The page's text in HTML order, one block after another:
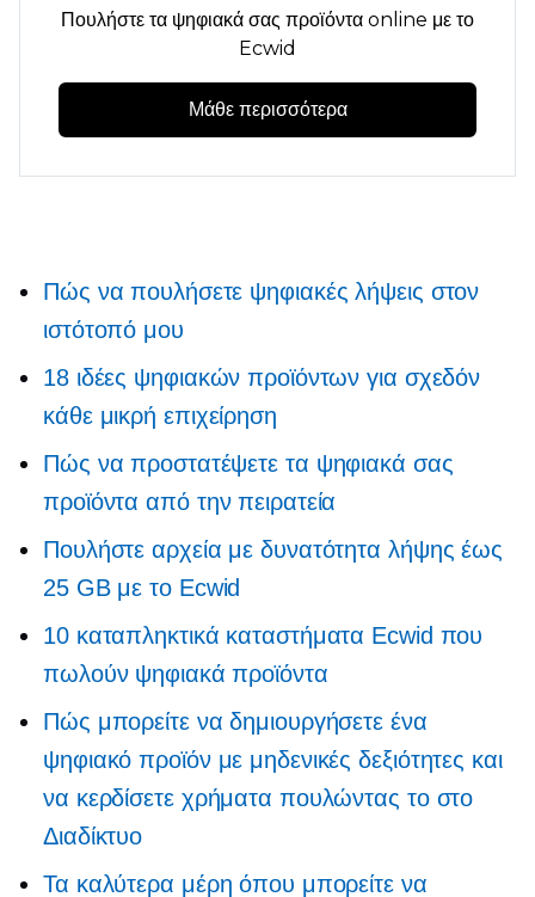
Πουλήστε τα ψηφιακά σας προϊόντα online με το
Ecwid
Μάθε περισσότερα
Πώς να πουλήσετε ψηφιακές λήψεις στον
ιστότοπό μου
18 ιδέες ψηφιακών προϊόντων για σχεδόν
κάθε μικρή επιχείρηση
Πώς να προστατέψετε τα ψηφιακά σας
προϊόντα από την πειρατεία
Πουλήστε αρχεία με δυνατότητα λήψης έως
25 GB με το Ecwid
10 καταπληκτικά καταστήματα Ecwid που
πωλούν ψηφιακά προϊόντα
Πώς μπορείτε να δημιουργήσετε ένα
ψηφιακό προϊόν με μηδενικές δεξιότητες και
να κερδίσετε χρήματα πουλώντας το στο
Διαδίκτυο
Τα καλύτερα μέρη όπου μπορείτε να